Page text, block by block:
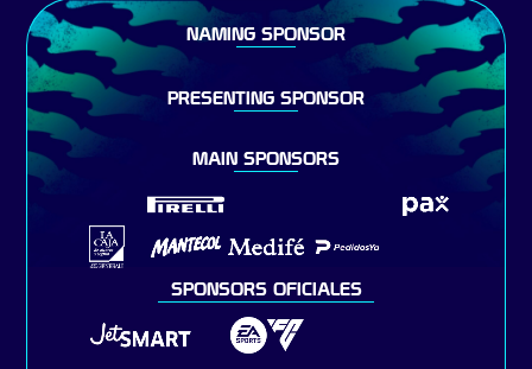
NAMING SPONSOR
PRESENTING SPONSOR
MAIN SPONSORS
SPONSORS OFICIALES